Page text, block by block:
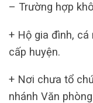
– Trường hợp
+ Hộ gia đình,
cấp huyện.
+ Nơi chưa tổ
nhánh Văn